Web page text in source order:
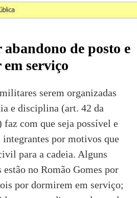
de posto e
serviço
serem organizadas
e disciplina (art. 42 da
com que seja possível e
integrantes por motivos que
para a cadeia. Alguns
no Romão Gomes por
por dormirem em serviço;